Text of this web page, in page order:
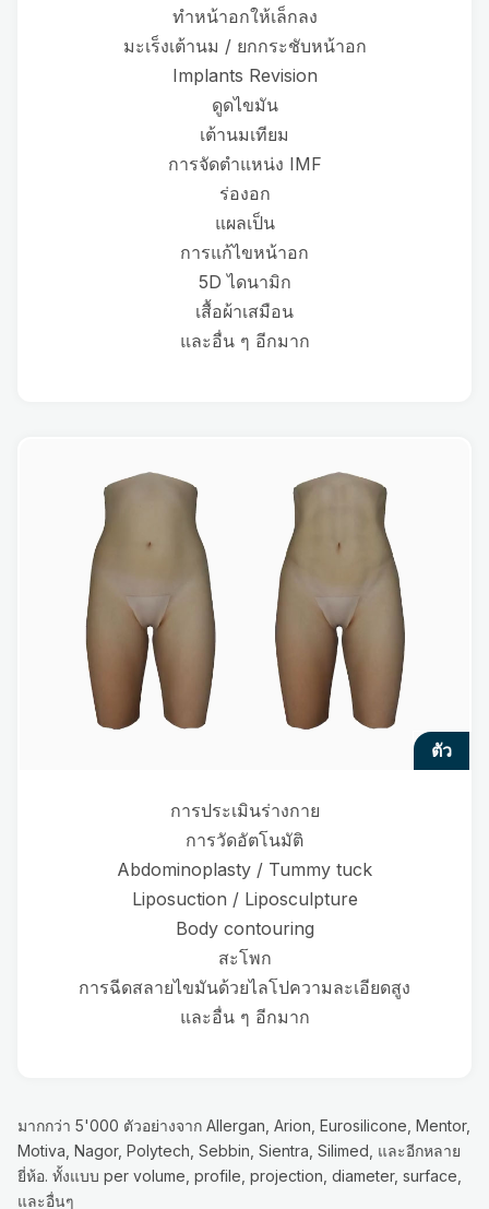
ทำหน้าอกให้เล็กลง
มะเร็งเต้านม / ยกกระชับหน้าอก
Implants Revision
ดูดไขมัน
เต้านมเทียม
การจัดตำแหน่ง IMF
ร่องอก
แผลเป็น
การแก้ไขหน้าอก
5D ไดนามิก
เสื้อผ้าเสมือน
และอื่น ๆ อีกมาก
ตัว
การประเมินร่างกาย
การวัดอัตโนมัติ
Abdominoplasty / Tummy tuck
Liposuction / Liposculpture
Body contouring
สะโพก
การฉีดสลายไขมันด้วยไลโปความละเอียดสูง
และอื่น ๆ อีกมาก
มากกว่า 5'000 ตัวอย่างจาก Allergan, Arion, Eurosilicone, Mentor,
Motiva, Nagor, Polytech, Sebbin, Sientra, Silimed, และอีกหลาย
ยี่ห้อ. ทั้งแบบ per volume, profile, projection, diameter, surface,
และอื่นๆ